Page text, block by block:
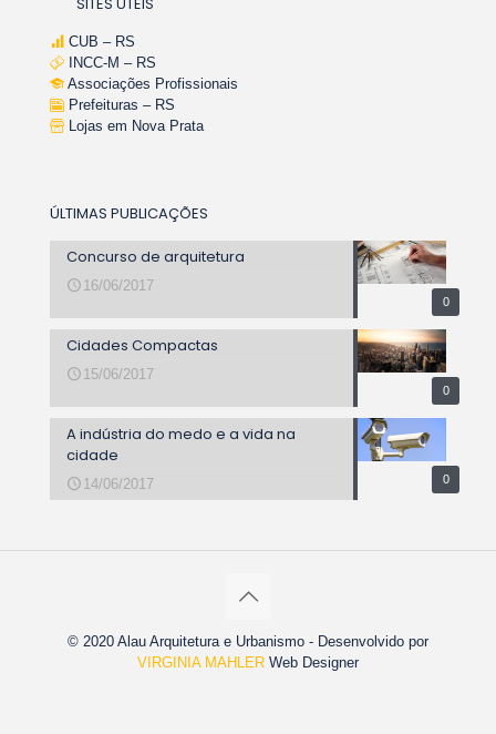
SITES ÚTEIS
CUB – RS
INCC-M – RS
Associações Profissionais
Prefeituras – RS
Lojas em Nova Prata
ÚLTIMAS PUBLICAÇÕES
0
Concurso de arquitetura
16/06/2017
0
Cidades Compactas
15/06/2017
0
A indústria do medo e a vida na
cidade
14/06/2017
© 2020 Alau Arquitetura e Urbanismo - Desenvolvido por
VIRGINIA MAHLER Web Designer